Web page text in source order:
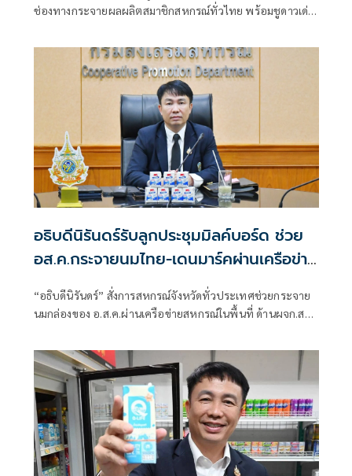
ช่องทางกระจายผลผลิตสมาชิกสหกรณ์ทั่วไทย พร้อมชูดาวเด่น
จ่ายประจำปี 2570 ที่รัฐสภา
อธิบดีนิรันดร์รับลูกประชุมมิลค์บอร์ด ช่วย
อส.ค.กระจายนมไทย-เดนมาร์คผ่านเครือข่าย
สหกรณ์ทั่วประเทศ
“อธิบดีนิรันดร์” สั่งการสหกรณ์จังหวัดทั่วประเทศช่วยกระจาย
นมกล่องของ อ.ส.ค.ผ่านเครือข่ายสหกรณ์ในพื้นที่ ด้านผจก.สห
แล้ว 3,300 หีบ มูลค่ากว่า 1.073 ล้านบาท